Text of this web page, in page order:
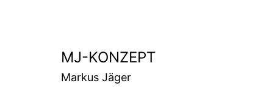
MJ-KONZEPT
Markus Jäger